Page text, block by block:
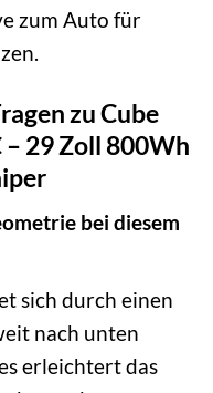
zum Auto für
zu Cube
29 Zoll 800Wh
bei diesem
sich durch einen
nach unten
erleichtert das